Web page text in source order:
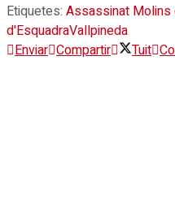
Etiquetes: Assassinat Molins
d'EsquadraVallpineda
Enviar Compartir Tuit